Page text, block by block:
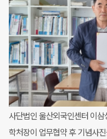
사단법인 울산외국인센터 이
학처장이 업무협약 후 기념사